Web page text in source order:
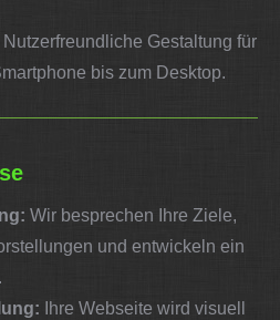
Nutzerfreundliche Gestaltung für
bis zum Desktop.
Wir besprechen Ihre Ziele,
und entwickeln ein
Ihre Webseite wird visuell